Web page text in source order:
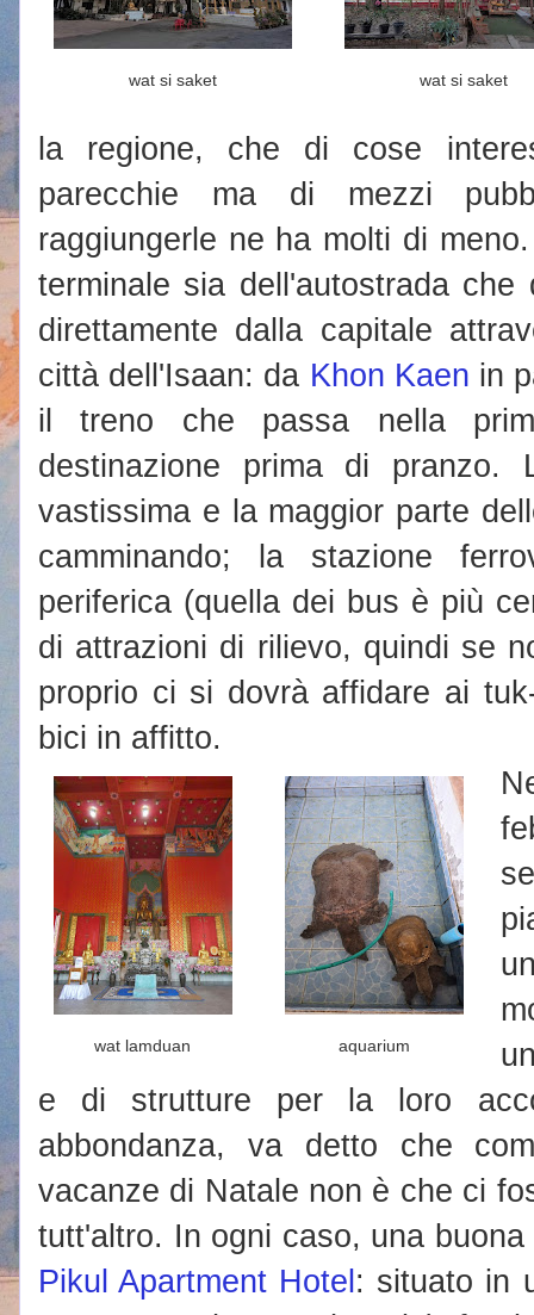
wat si saket wat si saket
la regione, che di cose
parecchie ma di mezzi
raggiungerle ne ha molti di
terminale sia dell'autostrada
direttamente dalla capitale
città dell'Isaan: da Khon Kaen in
il treno che passa nella
destinazione prima di
vastissima e la maggior parte
camminando; la stazione
periferica (quella dei bus è più
di attrazioni di rilievo, quindi se
proprio ci si dovrà affidare ai
bici in affitto.
wat lamduan aquarium
e di strutture per la loro
abbondanza, va detto che
vacanze di Natale non è che ci
tutt'altro. In ogni caso, una
Pikul Apartment Hotel: situato in